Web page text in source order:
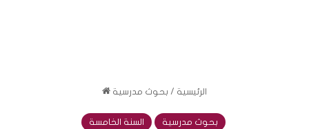
الرئيسية / بحوث مدرسية
السنة الخامسة بحوث مدرسية